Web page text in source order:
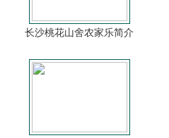
长沙桃花山舍农家乐简介